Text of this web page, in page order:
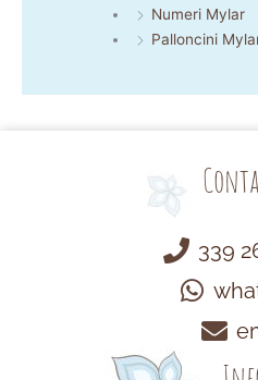
Numeri Mylar
Palloncini
339